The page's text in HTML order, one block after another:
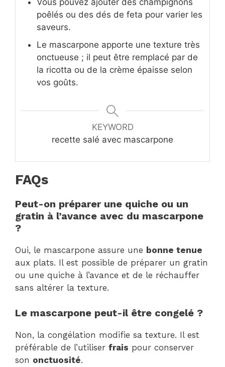
poêlés ou des dés de feta pour varier les
saveurs.
Le mascarpone apporte une texture très
onctueuse ; il peut être remplacé par de
la ricotta ou de la crème épaisse selon
vos goûts.
KEYWORD
recette salé avec mascarpone
FAQs
Peut-on préparer une quiche ou un
gratin à l’avance avec du mascarpone
?
Oui, le mascarpone assure une bonne tenue
aux plats. Il est possible de préparer un gratin
ou une quiche à l’avance et de le réchauffer
sans altérer la texture.
Le mascarpone peut-il être congelé ?
Non, la congélation modifie sa texture. Il est
préférable de l’utiliser frais pour conserver
son onctuosité.